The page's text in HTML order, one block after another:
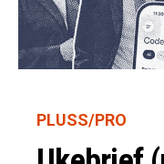
PLUSS/PRO